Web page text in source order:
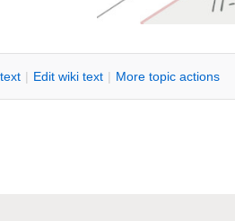
| Edit wiki text | More topic actions